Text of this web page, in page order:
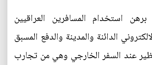
استخدام المسافرين العراقيين
الدائنة والمدينة والدفع المسبق
عند السفر الخارجي وهي من تجارب